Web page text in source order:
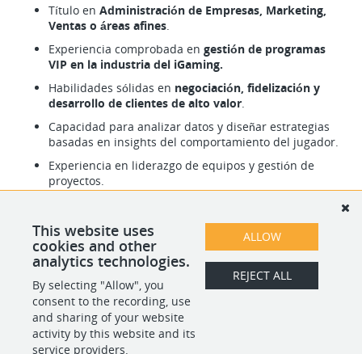
Título en Administración de Empresas, Marketing,
Ventas o áreas afines.
Experiencia comprobada en gestión de programas
VIP en la industria del iGaming.
Habilidades sólidas en negociación, fidelización y
desarrollo de clientes de alto valor.
Capacidad para analizar datos y diseñar estrategias
basadas en insights del comportamiento del jugador.
Experiencia en liderazgo de equipos y gestión de
proyectos.
Plus: Nivel de inglés avanzado.
SHARE APPLY
This website uses
cookies and other
analytics technologies.
By selecting "Allow", you
consent to the recording, use
and sharing of your website
activity by this website and its
service providers.
ALLOW
REJECT ALL